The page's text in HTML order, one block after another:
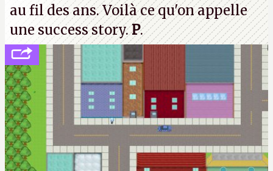
au fil des ans. Voilà ce qu'on appelle
une success story.P.